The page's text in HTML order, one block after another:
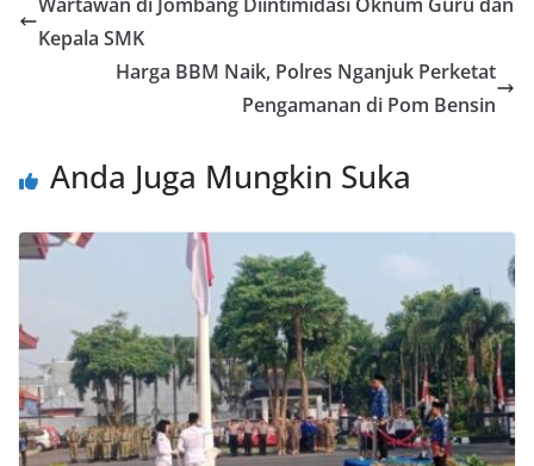
Kepala SMK
Harga BBM Naik, Polres Nganjuk Perketat
Pengamanan di Pom Bensin
Anda Juga Mungkin Suka